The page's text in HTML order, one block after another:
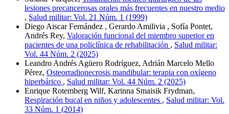
lesiones precancerosas orales más frecuentes en nuestro medio
, Salud militar: Vol. 21 Núm. 1 (1999)
Diego Aiscar Fernández , Gerardo Amilivia , Sofía Pontet,
Andrés Rey, Valoración funcional del miembro superior en
pacientes de una policlínica de rehabilitación , Salud militar:
Vol. 44 Núm. 2 (2025)
Leandro Andrés Agüero Rodríguez, Adrián Marcelo Mello
Pérez, Osteorradionecrosis mandibular: terapia con oxígeno
hiperbárico , Salud militar: Vol. 44 Núm. 2 (2025)
Enrique Rotemberg Wilf, Karinna Smaisik Frydman,
Respiración bucal en niños y adolescentes , Salud militar: Vol.
33 Núm. 1 (2014)